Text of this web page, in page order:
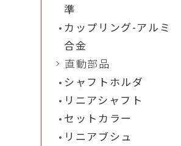
準
カップリング-アルミ
合金
直動部品
シャフトホルダ
リニアシャフト
セットカラー
リニアブシュ